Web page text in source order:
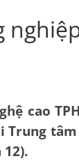
cao
Trung
12).